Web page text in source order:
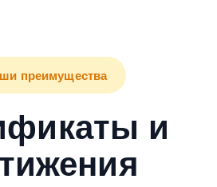
преимущества
и